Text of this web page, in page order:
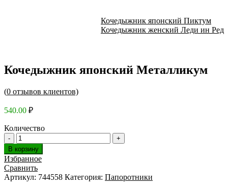
Кочедыжник японский Пиктум
Кочедыжник женский Леди ин Ред
Кочедыжник японский Металликум
(0 отзывов клиентов)
540.00 ₽
Количество
В корзину
Избранное
Сравнить
Артикул: 744558 Категория: Папоротники